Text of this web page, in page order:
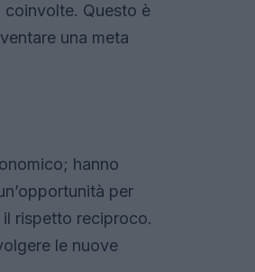
Questo è
una meta
hanno
per
rispetto reciproco.
le nuove